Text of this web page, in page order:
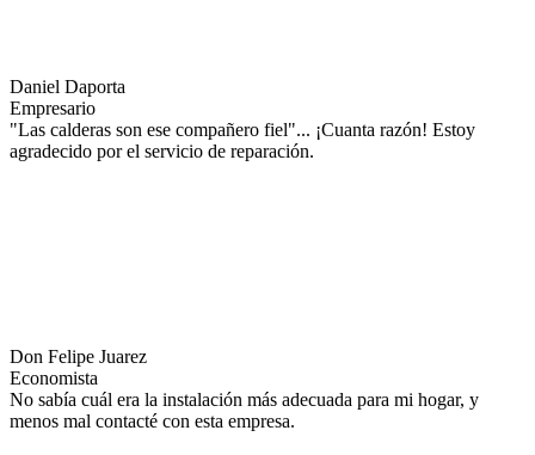
Daniel Daporta
Empresario
"Las calderas son ese compañero fiel"... ¡Cuanta razón! Estoy
agradecido por el servicio de reparación.
Don Felipe Juarez
Economista
No sabía cuál era la instalación más adecuada para mi hogar, y
menos mal contacté con esta empresa.